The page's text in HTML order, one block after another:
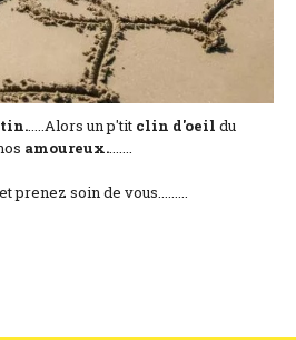
.....Alors un p'tit clin d'oeil du
amoureux........
prenez soin de vous.........